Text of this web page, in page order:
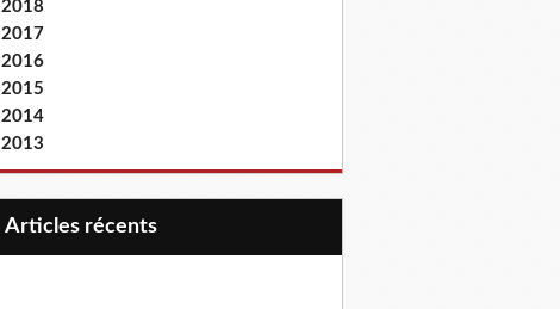
2018
2017
2016
2015
2014
2013
articles récents